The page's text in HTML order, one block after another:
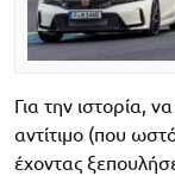
Για την ιστορία,
αντίτιμο (που
έχοντας